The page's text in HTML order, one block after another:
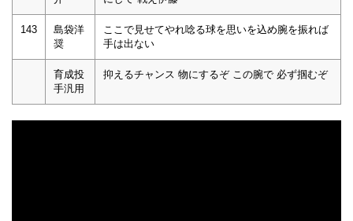
143
島袋洋
奨
ここで見せてやれ唸る球を思いを込め腕を振れば
手は出ない
育成投
手汎用
抑えるチャンス 物にするぞ この腕で 必ず掴むぞ